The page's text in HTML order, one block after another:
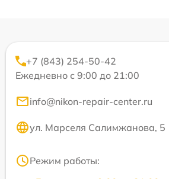
+7 (843) 254-50-42
Ежедневно с 9:00 до 21:00
info@nikon-repair-center.ru
ул. Марселя Салимжанова, 5
Режим работы: